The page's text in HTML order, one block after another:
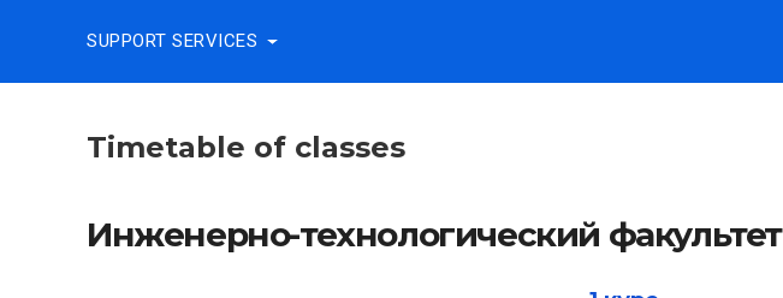
SUPPORT SERVICES
Timetable of classes
Инженерно-технологический факультет